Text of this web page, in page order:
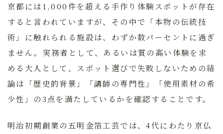
京都には1,000件を超える手作り体験スポットが存在
すると言われていますが、その中で「本物の伝統技
術」に触れられる施設は、わずか数パーセントに過ぎ
ません。実務者として、あるいは質の高い体験を求
める大人として、スポット選びで失敗しないための結
論は 「歴史的背景」「講師の専門性」「使用素材の希
少性」 の3点を満たしているかを確認することです。
明治初期創業の五明金箔工芸では、4代にわたり京仏